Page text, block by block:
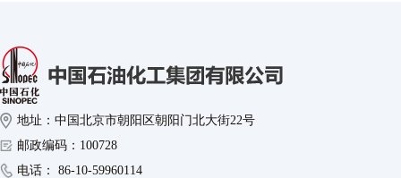
地址：中国北京市朝阳区朝阳门北大街22号
邮政编码：100728
电话： 86-10-59960114